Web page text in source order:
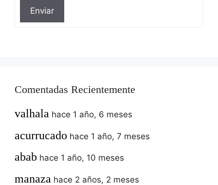
Enviar
Comentadas Recientemente
valhala hace 1 año, 6 meses
acurrucado hace 1 año, 7 meses
abab hace 1 año, 10 meses
manaza hace 2 años, 2 meses